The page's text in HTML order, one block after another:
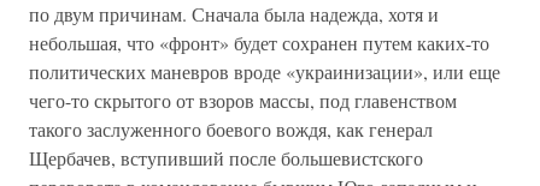
по двум причинам. Сначала была надежда, хотя и
небольшая, что «фронт» будет сохранен путем каких-то
политических маневров вроде «украинизации», или еще
чего-то скрытого от взоров массы, под главенством
такого заслуженного боевого вождя, как генерал
Щербачев, вступивший после большевистского